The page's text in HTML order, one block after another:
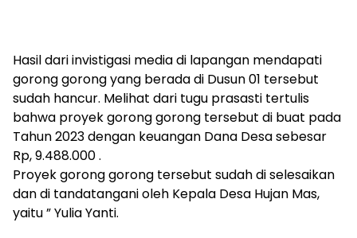
Hasil dari invistigasi media di lapangan mendapati
gorong gorong yang berada di Dusun 01 tersebut
sudah hancur. Melihat dari tugu prasasti tertulis
bahwa proyek gorong gorong tersebut di buat pada
Tahun 2023 dengan keuangan Dana Desa sebesar
Rp, 9.488.000 .
Proyek gorong gorong tersebut sudah di selesaikan
dan di tandatangani oleh Kepala Desa Hujan Mas,
yaitu ” Yulia Yanti.